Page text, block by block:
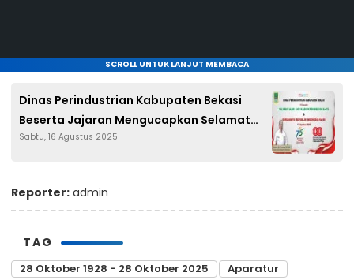
SCROLL UNTUK LANJUT MEMBACA
Dinas Perindustrian Kabupaten Bekasi
Beserta Jajaran Mengucapkan Selamat
Hari Jadi Kabupaten Bekasi Ke-75 dan
Sabtu, 16 Agustus 2025
Reporter: admin
TAG
28 Oktober 1928 - 28 Oktober 2025
Aparatur